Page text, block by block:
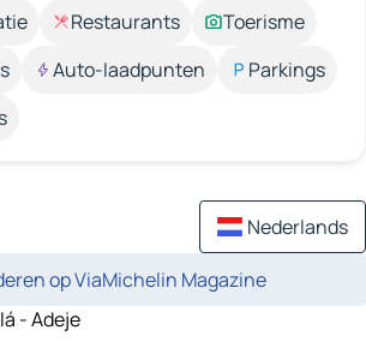
Restaurants
Toerisme
Auto-laadpunten
Parkings
Nederlands
op ViaMichelin Magazine
- Adeje